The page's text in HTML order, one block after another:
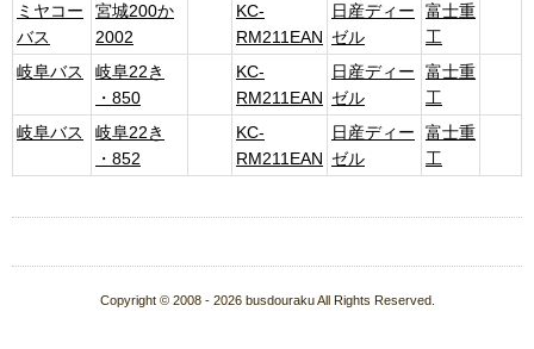
ミヤコー
バス
宮城200か
2002
KC-
RM211EAN
日産ディー
ゼル
富士重
工
岐阜バス
岐阜22き
・850
KC-
RM211EAN
日産ディー
ゼル
富士重
工
岐阜バス
岐阜22き
・852
KC-
RM211EAN
日産ディー
ゼル
富士重
工
Copyright © 2008 - 2026 busdouraku All Rights Reserved.